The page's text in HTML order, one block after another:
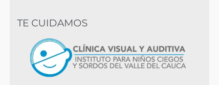
TE CUIDAMOS